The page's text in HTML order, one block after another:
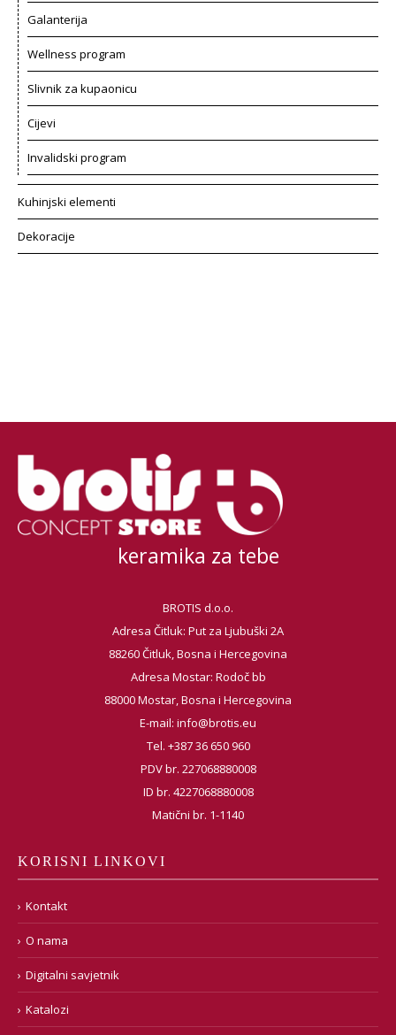
Galanterija
Wellness program
Slivnik za kupaonicu
Cijevi
Invalidski program
Kuhinjski elementi
Dekoracije
keramika za tebe
BROTIS d.o.o.
Adresa Čitluk: Put za Ljubuški 2A
88260 Čitluk, Bosna i Hercegovina
Adresa Mostar: Rodoč bb
88000 Mostar, Bosna i Hercegovina
E-mail: info@brotis.eu
Tel. +387 36 650 960
PDV br. 227068880008
ID br. 4227068880008
Matični br. 1-1140
KORISNI LINKOVI
Kontakt
O nama
Digitalni savjetnik
Katalozi